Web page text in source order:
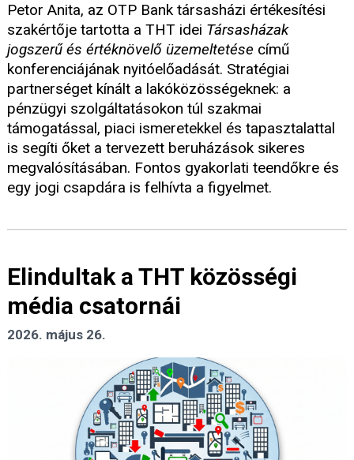
Petor Anita, az OTP Bank társasházi értékesítési
szakértője tartotta a THT idei Társasházak
jogszerű és értéknövelő üzemeltetése című
konferenciájának nyitóelőadását. Stratégiai
partnerséget kínált a lakóközösségeknek: a
pénzügyi szolgáltatásokon túl szakmai
támogatással, piaci ismeretekkel és tapasztalattal
is segíti őket a tervezett beruházások sikeres
megvalósításában. Fontos gyakorlati teendőkre és
egy jogi csapdára is felhívta a figyelmet.
Elindultak a THT közösségi
média csatornái
2026. május 26.